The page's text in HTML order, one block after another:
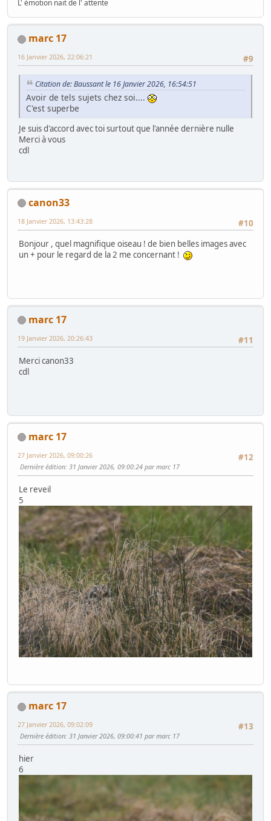
L' émotion nait de l' attente
marc 17
#9
16 Janvier 2026, 22:06:21
Citation de: Baussant le 16 Janvier 2026, 16:54:51
Avoir de tels sujets chez soi....
C'est superbe
Je suis d'accord avec toi surtout que l'année dernière nulle
Merci à vous
cdl
canon33
#10
18 Janvier 2026, 13:43:28
Bonjour , quel magnifique oiseau ! de bien belles images avec
un + pour le regard de la 2 me concernant !
marc 17
#11
19 Janvier 2026, 20:26:43
Merci canon33
cdl
marc 17
#12
27 Janvier 2026, 09:00:26
Dernière édition: 31 Janvier 2026, 09:00:24 par marc 17
Le reveil
5
marc 17
#13
27 Janvier 2026, 09:02:09
Dernière édition: 31 Janvier 2026, 09:00:41 par marc 17
hier
6